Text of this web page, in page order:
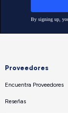
Proveedores
Encuentra Proveedores
Reseñas